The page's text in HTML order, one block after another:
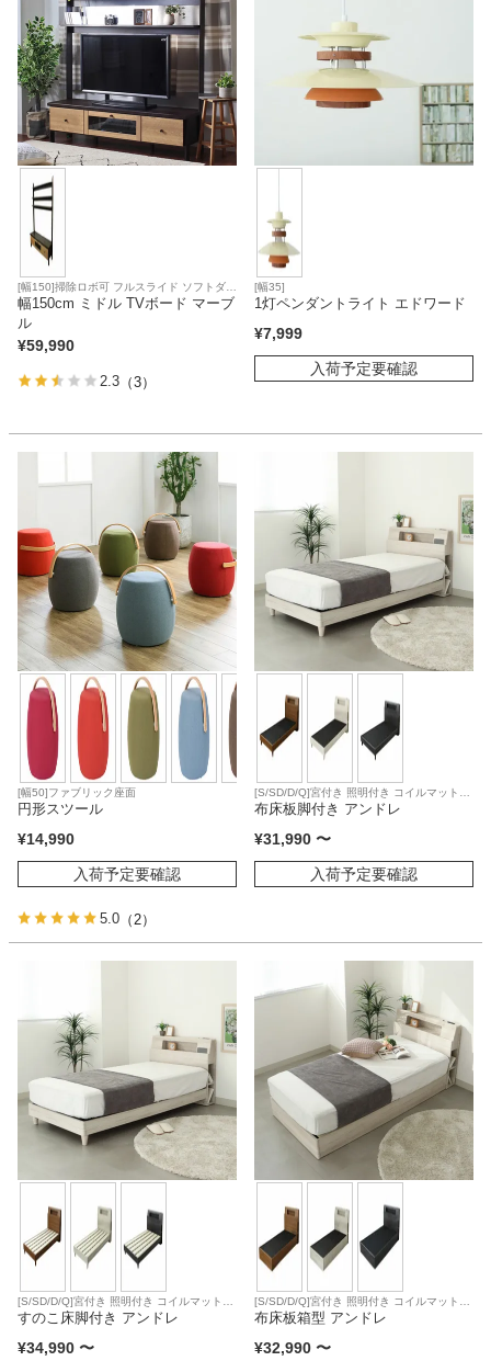
[幅150]掃除ロボ可 フルスライド ソフトダウ
ンステー
幅150cm ミドル TVボード マーブ
ル
¥59,990
2.3 （3）
[幅35]
1灯ペンダントライト エドワード
¥7,999
入荷予定要確認
[幅50]ファブリック座面
円形スツール
¥14,990
入荷予定要確認
5.0 （2）
[S/SD/D/Q]宮付き 照明付き コイルマットレ
ス対応
布床板脚付き アンドレ
¥31,990 〜
入荷予定要確認
[S/SD/D/Q]宮付き 照明付き コイルマットレ
ス対応
すのこ床脚付き アンドレ
¥34,990 〜
[S/SD/D/Q]宮付き 照明付き コイルマットレ
ス対応
布床板箱型 アンドレ
¥32,990 〜